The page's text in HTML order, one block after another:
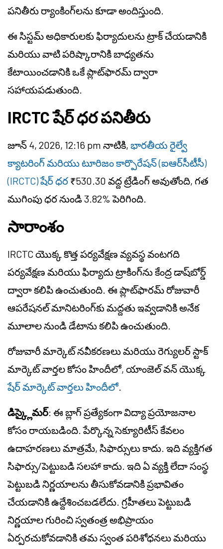
పనితీరు ర్యాంకింగ్‌లను కూడా అందిస్తుంది.
ఈ సిస్టమ్ అధికారులకు ఫిర్యాదులను ట్రాక్ చేయడానికి
మరియు వాటి పరిష్కారానికి బాధ్యతను
కేటాయించడానికి ఒకే ప్లాట్‌ఫారమ్ ద్వారా
సహాయపడుతుంది.
IRCTC షేర్ ధర పనితీరు
జూన్ 4, 2026, 12:16 pm నాటికి, భారతీయ రైల్వే
క్యాటరింగ్ మరియు టూరిజం కార్పొరేషన్ (ఐఆర్‌సీటీసీ)
(IRCTC) షేర్ ధర ₹530.30 వద్ద ట్రేడింగ్ అవుతోంది, గత
ముగింపు ధర నుండి 3.82% పెరిగింది.
సారాంశం
IRCTC యొక్క కొత్త పర్యవేక్షణ వ్యవస్థ వంటగది
పర్యవేక్షణ మరియు ఫిర్యాదు ట్రాకింగ్‌ను కేంద్ర డాష్‌బోర్డ్
ద్వారా కలిపి ఉంచుతుంది. ఈ ప్లాట్‌ఫారమ్ రోజువారీ
ఆపరేషనల్ మానిటరింగ్‌కు మద్దతు ఇవ్వడానికి అనేక
మూలాల నుండి డేటాను కలిపి ఉంచుతుంది.
రోజువారీ మార్కెట్ నవీకరణలు మరియు రెగ్యులర్ స్టాక్
మార్కెట్ వార్తల కోసం హిందీలో, యాంజెల్ వన్ యొక్క
షేర్ మార్కెట్ వార్తలు హిందీలో.
డిస్క్లైమర్: ఈ బ్లాగ్ ప్రత్యేకంగా విద్యా ప్రయోజనాల
కోసం రాయబడింది. పేర్కొన్న సెక్యూరిటీస్ కేవలం
ఉదాహరణలు మాత్రమే, సిఫార్సులు కాదు. ఇది వ్యక్తిగత
సిఫార్సు/పెట్టుబడి సలహా కాదు. ఇది ఏ వ్యక్తి లేదా సంస్థ
పెట్టుబడి నిర్ణయాలను తీసుకోవడానికి ప్రభావితం
చేయడానికి ఉద్దేశించబడలేదు. గ్రహీతలు పెట్టుబడి
నిర్ణయాల గురించి స్వతంత్ర అభిప్రాయం
ఏర్పరచుకోవడానికి తమ స్వంత పరిశోధనలు మరియు